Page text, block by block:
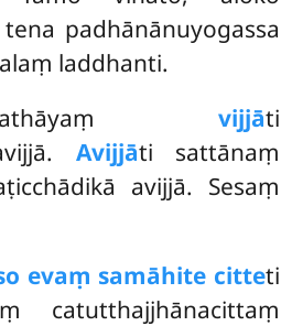
padhānānuyogassa
laddhanti.
vijjāti
Avijjāti sattānaṃ
avijjā. Sesaṃ
evaṃ samāhite citteti
catutthajjhānacittaṃ